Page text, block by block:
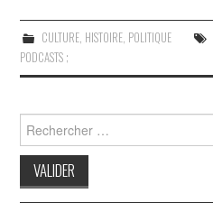
CULTURE, HISTOIRE, POLITIQUE
PODCASTS ;
Search
for: